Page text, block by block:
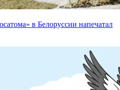
в Белоруссии напечатал